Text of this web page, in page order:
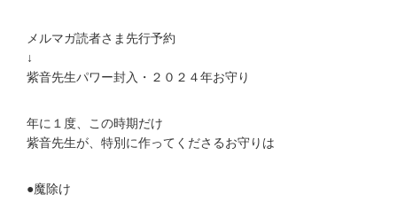
メルマガ読者さま先行予約
↓
紫音先生パワー封入・２０２４年お守り
年に１度、この時期だけ
紫音先生が、特別に作ってくださるお守りは
●魔除け